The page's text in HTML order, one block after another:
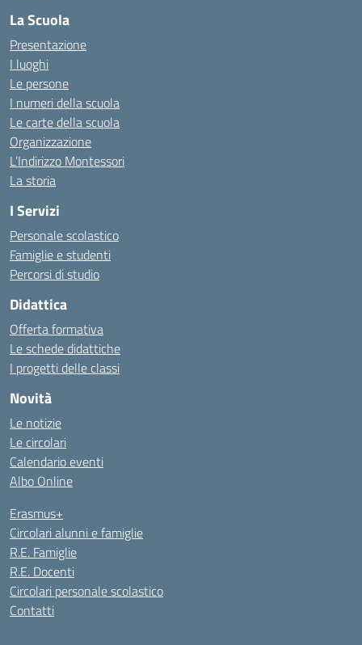
La Scuola
Presentazione
I luoghi
Le persone
I numeri della scuola
Le carte della scuola
Organizzazione
L’Indirizzo Montessori
La storia
I Servizi
Personale scolastico
Famiglie e studenti
Percorsi di studio
Didattica
Offerta formativa
Le schede didattiche
I progetti delle classi
Novità
Le notizie
Le circolari
Calendario eventi
Albo Online
Erasmus+
Circolari alunni e famiglie
R.E. Famiglie
R.E. Docenti
Circolari personale scolastico
Contatti